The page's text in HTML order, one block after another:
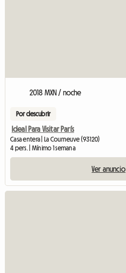
2018 MXN / noche
Por descubrir
Ideal Para Visitar París
Casa entera | La Courneuve (93120)
4 pers. | Mínimo 1 semana
Ver anuncio